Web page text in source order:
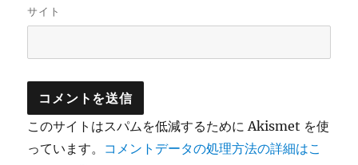
サイト
このサイトはスパムを低減するために Akismet を使
っています。 コメントデータの処理方法の詳細はこ